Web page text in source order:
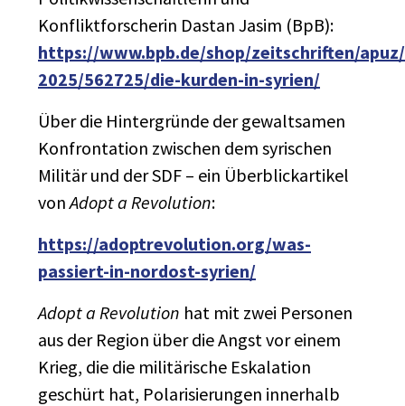
Konfliktforscherin Dastan Jasim (BpB):
https://www.bpb.de/shop/zeitschriften/
2025/562725/die-kurden-in-syrien/
Über die Hintergründe der gewaltsamen
Konfrontation zwischen dem syrischen
Militär und der SDF – ein Überblickartikel
vonAdopt a Revolution:
https://adoptrevolution.org/was-
passiert-in-nordost-syrien/
Adopt a Revolution hat mit zwei Personen
aus der Region über die Angst vor einem
Krieg, die die militärische Eskalation
geschürt hat, Polarisierungen innerhalb